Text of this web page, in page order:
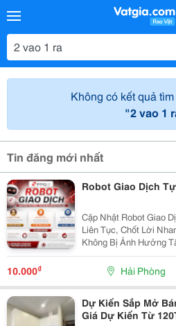
Không có kết quả
"2 vao 1
Tin đăng mới nhất
Robot Giao Dịch
Cập Nhật Robot Giao
Liên Tục, Chốt Lời
Không Bị Ảnh Hưởng
Luôn Sẵn Sàng Hỗ Trợ
Cho Em, Em Giải Đáp
10.000₫ Hải Phòng
Dự Kiến Sắp Mở
Giá Dự Kiến Từ